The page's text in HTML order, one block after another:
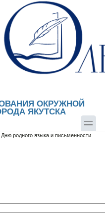
ОКРУЖНОЙ
ЯКУТСКА
родного языка и письменности